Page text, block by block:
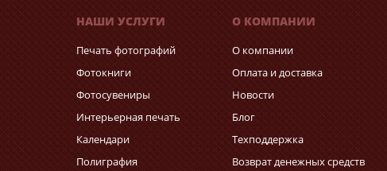
НАШИ УСЛУГИ
Печать фотографий
Фотокниги
Фотосувениры
Интерьерная печать
Календари
Полиграфия
О КОМПАНИИ
О компании
Оплата и доставка
Новости
Блог
Техподдержка
Возврат денежных средств